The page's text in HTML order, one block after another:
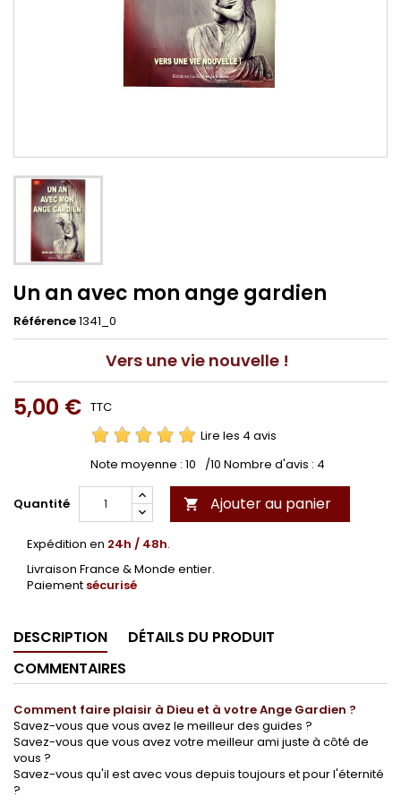
Un an avec mon ange gardien
Référence1341_0
Vers une vie nouvelle !
5,00 € TTC
Lire les 4 avis
Note moyenne : 10 /10 Nombre d'avis : 4
Quantité  Ajouter au panier
Expédition en 24h / 48h.
Livraison France & Monde entier.
Paiement sécurisé
DESCRIPTION
DÉTAILS DU PRODUIT
COMMENTAIRES
Comment faire plaisir à Dieu et à votre Ange Gardien ?
Savez-vous que vous avez le meilleur des guides ?
Savez-vous que vous avez votre meilleur ami juste à côté de
vous ?
Savez-vous qu'il est avec vous depuis toujours et pour l'éternité
?